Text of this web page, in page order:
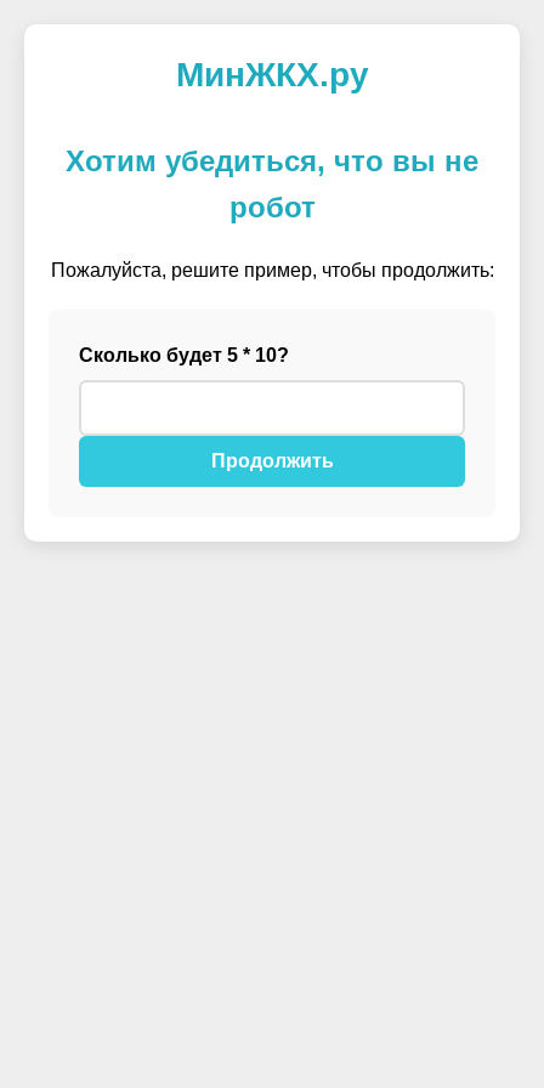
МинЖКХ.ру
Хотим убедиться, что вы не
робот
Пожалуйста, решите пример, чтобы продолжить:
Сколько будет 5 * 10?
Продолжить